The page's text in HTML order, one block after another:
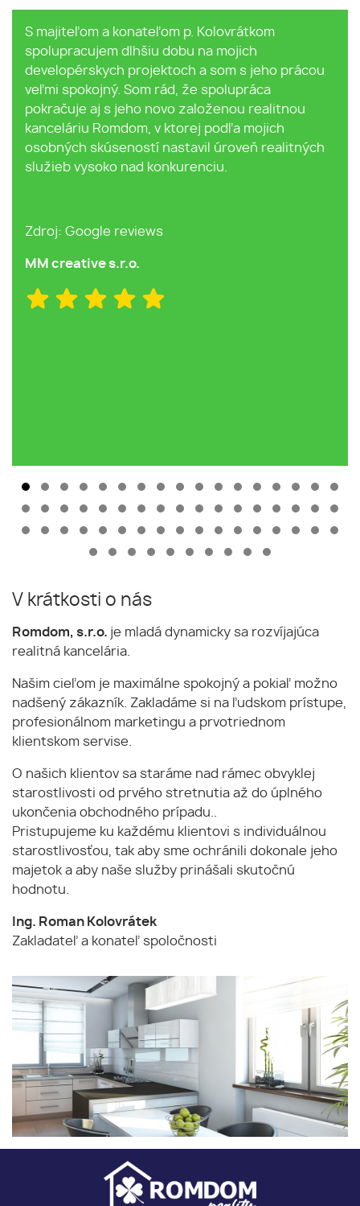
konateľom p. Kolovrátkom
dlhšiu dobu na mojich
projektoch a som s jeho prácou
Som rád, že spolupráca
jeho novo založenou realitnou
v ktorej podľa mojich
nastavil úroveň realitných
nad konkurenciu.
reviews
Zdroj:
Nikola
V krátkosti o nás
Romdom, s.r.o. je mladá dynamicky sa rozvíjajúca
realitná kancelária.
Našim cieľom je maximálne spokojný a pokiaľ možno
nadšený zákazník. Zakladáme si na ľudskom prístupe,
profesionálnom marketingu a prvotriednom
klientskom servise.
O našich klientov sa staráme nad rámec obvyklej
starostlivosti od prvého stretnutia až do úplného
ukončenia obchodného prípadu..
Pristupujeme ku každému klientovi s individuálnou
starostlivosťou, tak aby sme ochránili dokonale jeho
majetok a aby naše služby prinášali skutočnú
hodnotu.
Ing. Roman Kolovrátek
Zakladateľ a konateľ spoločnosti